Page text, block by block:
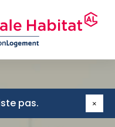
×
pas.